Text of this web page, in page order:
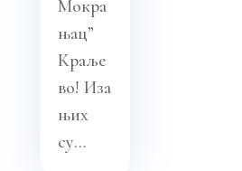
Мокра
њац”
Краље
во! Иза
њих
су...